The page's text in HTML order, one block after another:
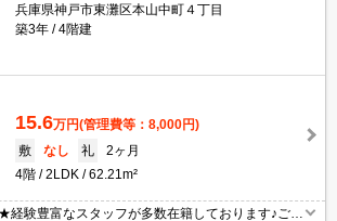
兵庫県神戸市東灘区本山中町４丁目
築3年
4階建
15.6万円(管理費等：8,000円)
敷
なし 礼
2ヶ月
4階
2LDK 62.21m²
験豊富なスタッフが多数在籍しております♪ご要